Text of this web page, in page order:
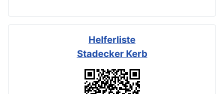
Helferliste
Stadecker Kerb